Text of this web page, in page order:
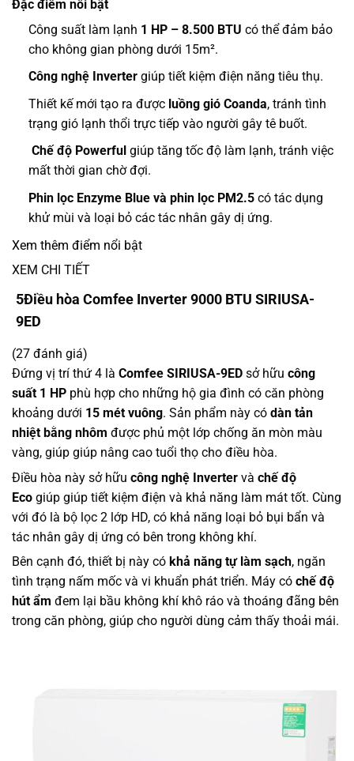
Đặc điểm nổi bật
Công suất làm lạnh 1 HP – 8.500 BTU có thể đảm bảo
cho không gian phòng dưới 15m².
Công nghệ Invertergiúp tiết kiệm điện năng tiêu thụ.
Thiết kế mới tạo ra đượcluồng gió Coanda, tránh tình
trạng gió lạnh thổi trực tiếp vào người gây tê buốt.
Chế độ Powerful giúp tăng tốc độ làm lạnh, tránh việc
mất thời gian chờ đợi.
Phin lọc Enzyme Blue và phin lọc PM2.5có tác dụng
khử mùi và loại bỏ các tác nhân gây dị ứng.
Xem thêm điểm nổi bật
XEM CHI TIẾT
5Điều hòa Comfee Inverter 9000 BTU SIRIUSA-
9ED
(27 đánh giá)
Đứng vị trí thứ 4 là Comfee SIRIUSA-9ED sở hữu công
suất 1 HP phù hợp cho những hộ gia đình có căn phòng
khoảng dưới 15 mét vuông. Sản phẩm này có dàn tản
nhiệt bằng nhôm được phủ một lớp chống ăn mòn màu
vàng, giúp giúp nâng cao tuổi thọ cho điều hòa.
Điều hòa này sở hữu công nghệ Inverter và chế độ
Eco giúp giúp tiết kiệm điện và khả năng làm mát tốt. Cùng
với đó là bộ lọc 2 lớp HD, có khả năng loại bỏ bụi bẩn và
tác nhân gây dị ứng có bên trong không khí.
Bên cạnh đó, thiết bị này có khả năng tự làm sạch, ngăn
tình trạng nấm mốc và vi khuẩn phát triển. Máy có chế độ
hút ẩm đem lại bầu không khí khô ráo và thoáng đãng bên
trong căn phòng, giúp cho người dùng cảm thấy thoải mái.